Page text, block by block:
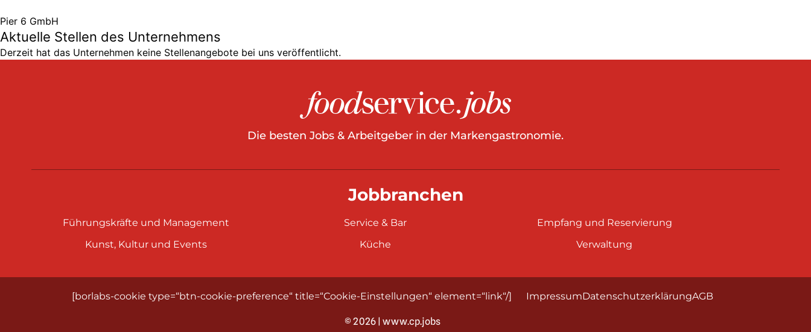
Pier 6 GmbH
Aktuelle Stellen des Unternehmens
Derzeit hat das Unternehmen keine Stellenangebote bei uns veröffentlicht.
Die besten Jobs & Arbeitgeber in der Markengastronomie.
Jobbranchen
Führungskräfte und Management
Kunst, Kultur und Events
Service & Bar
Küche
Empfang und Reservierung
Verwaltung
[borlabs-cookie type=“btn-cookie-preference“ title=“Cookie-Einstellungen“ element=“link“/] ImpressumDatenschutzerklärungAGB
© 2026 | www.cp.jobs